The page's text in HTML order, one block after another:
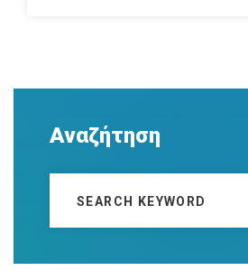
Αναζήτηση